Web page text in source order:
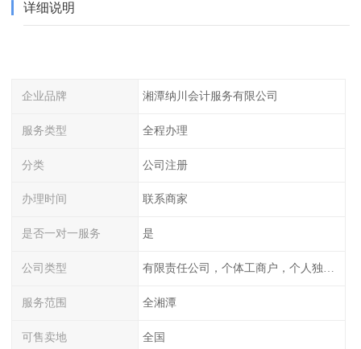
详细说明
企业品牌 湘潭纳川会计服务有限公司
服务类型 全程办理
分类 公司注册
办理时间 联系商家
是否一对一服务 是
公司类型
服务范围 全湘潭
可售卖地 全国